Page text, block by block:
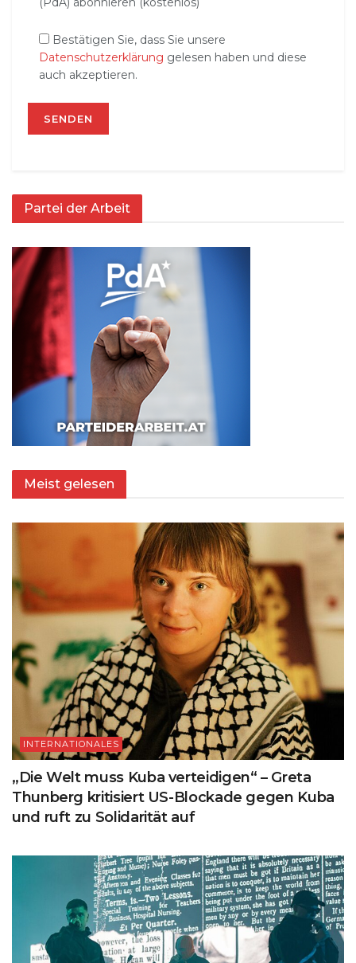
Bestätigen Sie, dass Sie unsere
Datenschutzerklärung gelesen haben und diese
auch akzeptieren.
Partei der Arbeit
Meist gelesen
INTERNATIONALES
„Die Welt muss Kuba verteidigen“ – Greta
Thunberg kritisiert US-Blockade gegen Kuba
und ruft zu Solidarität auf